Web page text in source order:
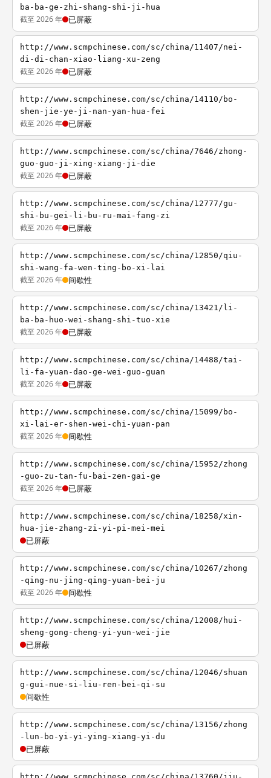
ba-ba-ge-zhi-shang-shi-ji-hua
截至 2026 年 已屏蔽
http://www.scmpchinese.com/sc/china/11407/nei-
di-di-chan-xiao-liang-xu-zeng
截至 2026 年 已屏蔽
http://www.scmpchinese.com/sc/china/14110/bo-
shen-jie-ye-ji-nan-yan-hua-fei
截至 2026 年 已屏蔽
http://www.scmpchinese.com/sc/china/7646/zhong-
guo-guo-ji-xing-xiang-ji-die
截至 2026 年 已屏蔽
http://www.scmpchinese.com/sc/china/12777/gu-
shi-bu-gei-li-bu-ru-mai-fang-zi
截至 2026 年 已屏蔽
http://www.scmpchinese.com/sc/china/12850/qiu-
shi-wang-fa-wen-ting-bo-xi-lai
截至 2026 年 间歇性
http://www.scmpchinese.com/sc/china/13421/li-
ba-ba-huo-wei-shang-shi-tuo-xie
截至 2026 年 已屏蔽
http://www.scmpchinese.com/sc/china/14488/tai-
li-fa-yuan-dao-ge-wei-guo-guan
截至 2026 年 已屏蔽
http://www.scmpchinese.com/sc/china/15099/bo-
xi-lai-er-shen-wei-chi-yuan-pan
截至 2026 年 间歇性
http://www.scmpchinese.com/sc/china/15952/zhong
-guo-zu-tan-fu-bai-zen-gai-ge
截至 2026 年 已屏蔽
http://www.scmpchinese.com/sc/china/18258/xin-
hua-jie-zhang-zi-yi-pi-mei-mei
已屏蔽
http://www.scmpchinese.com/sc/china/10267/zhong
-qing-nu-jing-qing-yuan-bei-ju
截至 2026 年 间歇性
http://www.scmpchinese.com/sc/china/12008/hui-
sheng-gong-cheng-yi-yun-wei-jie
已屏蔽
http://www.scmpchinese.com/sc/china/12046/shuan
g-gui-nue-si-liu-ren-bei-qi-su
间歇性
http://www.scmpchinese.com/sc/china/13156/zhong
-lun-bo-yi-yi-ying-xiang-yi-du
已屏蔽